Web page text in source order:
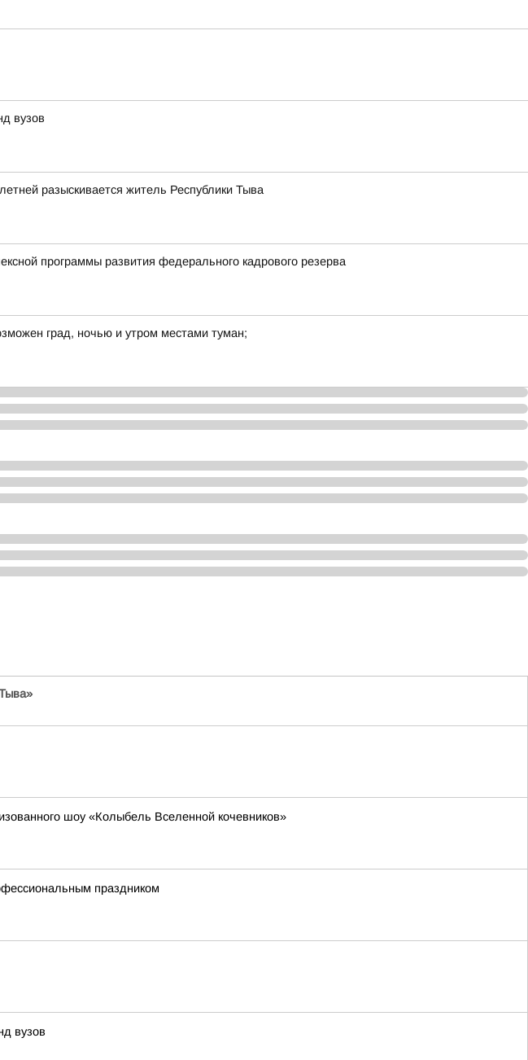
вузов
разыскивается житель Республики Тыва
программы развития федерального кадрового резерва
град, ночью и утром местами туман;
шоу «Колыбель Вселенной кочевников»
праздником
вузов